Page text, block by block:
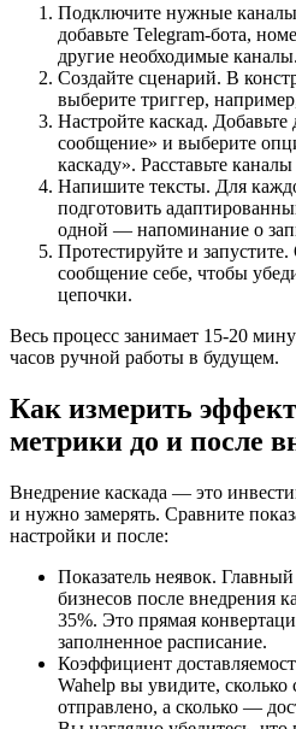
Подключите нужные
добавьте Telegram-бота,
другие необходимые каналы.
Создайте сценарий. В
выберите триггер,
Настройте каскад.
сообщение» и выберите
каскаду». Расставьте
Напишите тексты. Для
подготовить
одной — напоминание о
Протестируйте и запустите.
сообщение себе, чтобы
цепочки.
Весь процесс занимает 15-20
часов ручной работы в будущем.
Как измерить
метрики до и после
Внедрение каскада — это
и нужно замерять. Сравните
настройки и после:
Показатель неявок.
бизнесов после внедрения
35%. Это прямая
заполненное расписание.
Коэффициент
Wahelp вы увидите,
отправлено, а сколько —